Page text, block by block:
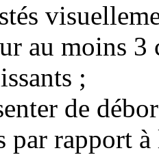
au moins
;
de
par rapport